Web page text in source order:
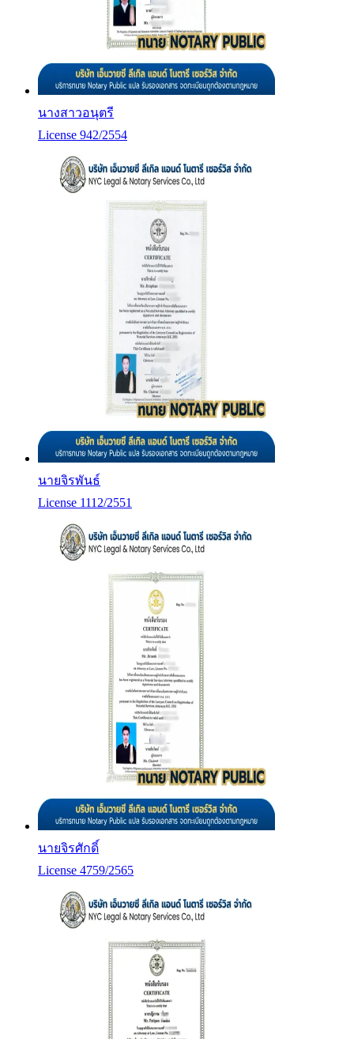
นางสาวอนุตรี
License 942/2554
นายจิรพันธ์
License 1112/2551
นายจิรศักดิ์
License 4759/2565